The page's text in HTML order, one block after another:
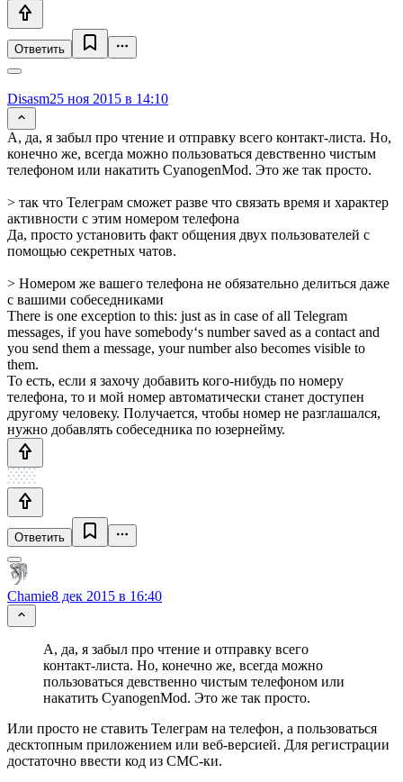
Ответить
Disasm25 ноя 2015 в 14:10
А, да, я забыл про чтение и отправку всего контакт-листа. Но,
конечно же, всегда можно пользоваться девственно чистым
телефоном или накатить CyanogenMod. Это же так просто.
> так что Телеграм сможет разве что связать время и характер
активности с этим номером телефона
Да, просто установить факт общения двух пользователей с
помощью секретных чатов.
> Номером же вашего телефона не обязательно делиться даже
с вашими собеседниками
There is one exception to this: just as in case of all Telegram
messages, if you have somebody‘s number saved as a contact and
you send them a message, your number also becomes visible to
them.
То есть, если я захочу добавить кого-нибудь по номеру
телефона, то и мой номер автоматически станет доступен
другому человеку. Получается, чтобы номер не разглашался,
нужно добавлять собеседника по юзернейму.
Ответить
Chamie8 дек 2015 в 16:40
А, да, я забыл про чтение и отправку всего
контакт-листа. Но, конечно же, всегда можно
пользоваться девственно чистым телефоном или
накатить CyanogenMod. Это же так просто.
Или просто не ставить Телеграм на телефон, а пользоваться
десктопным приложением или веб-версией. Для регистрации
достаточно ввести код из СМС-ки.